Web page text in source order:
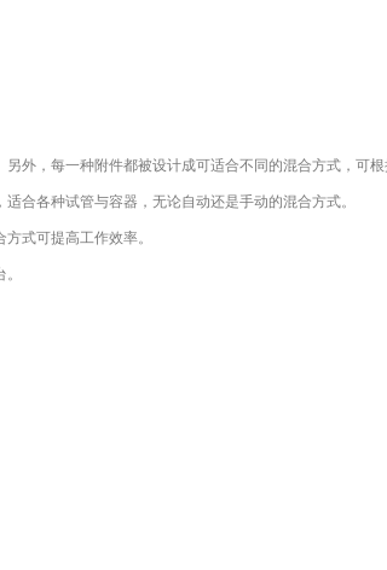
外，每一种附件都被设计成可适合不同的混合方式，可根
合各种试管与容器，无论自动还是手动的混合方式。
式可提高工作效率。